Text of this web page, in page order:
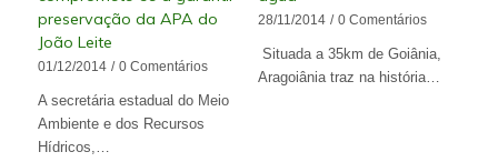
preservação da APA do
João Leite
01/12/2014 / 0 Comentários
A secretária estadual do Meio
Ambiente e dos Recursos
Hídricos,…
28/11/2014 / 0 Comentários
Situada a 35km de Goiânia,
Aragoiânia traz na história…